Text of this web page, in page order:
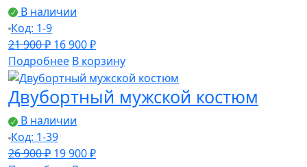
В наличии
Код: 1-9
21 900₽ Первоначальная
цена
составляла
21
900 ₽.
16 900₽Текущая
цена:
16
900 ₽.
Подробнее В корзину
Двубортный мужской костюм
В наличии
Код: 1-39
26 900₽ Первоначальная
19 900₽Текущая